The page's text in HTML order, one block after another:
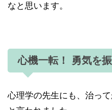
なと思います。
心機一転！ 勇気を
心理学の先生にも、治っ